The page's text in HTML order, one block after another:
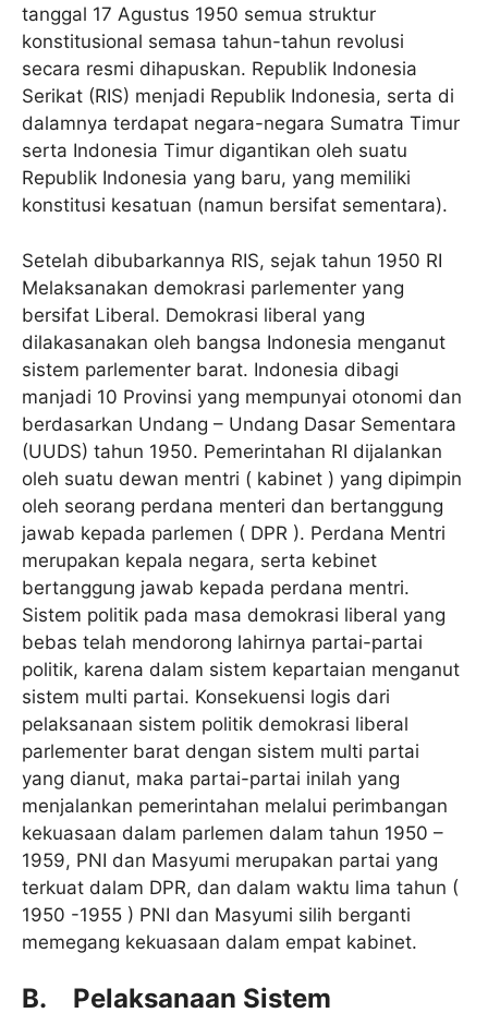
tanggal 17 Agustus 1950 semua struktur
konstitusional semasa tahun-tahun revolusi
secara resmi dihapuskan. Republik Indonesia
Serikat (RIS) menjadi Republik Indonesia, serta di
dalamnya terdapat negara-negara Sumatra Timur
serta Indonesia Timur digantikan oleh suatu
Republik Indonesia yang baru, yang memiliki
konstitusi kesatuan (namun bersifat sementara).
Setelah dibubarkannya RIS, sejak tahun 1950 RI
Melaksanakan demokrasi parlementer yang
bersifat Liberal. Demokrasi liberal yang
dilakasanakan oleh bangsa Indonesia menganut
sistem parlementer barat. Indonesia dibagi
manjadi 10 Provinsi yang mempunyai otonomi dan
berdasarkan Undang – Undang Dasar Sementara
(UUDS) tahun 1950. Pemerintahan RI dijalankan
oleh suatu dewan mentri ( kabinet ) yang dipimpin
oleh seorang perdana menteri dan bertanggung
jawab kepada parlemen ( DPR ). Perdana Mentri
merupakan kepala negara, serta kebinet
bertanggung jawab kepada perdana mentri.
Sistem politik pada masa demokrasi liberal yang
bebas telah mendorong lahirnya partai-partai
politik, karena dalam sistem kepartaian menganut
sistem multi partai. Konsekuensi logis dari
pelaksanaan sistem politik demokrasi liberal
parlementer barat dengan sistem multi partai
yang dianut, maka partai-partai inilah yang
menjalankan pemerintahan melalui perimbangan
kekuasaan dalam parlemen dalam tahun 1950 –
1959, PNI dan Masyumi merupakan partai yang
terkuat dalam DPR, dan dalam waktu lima tahun (
1950 -1955 ) PNI dan Masyumi silih berganti
memegang kekuasaan dalam empat kabinet.
B. Pelaksanaan Sistem